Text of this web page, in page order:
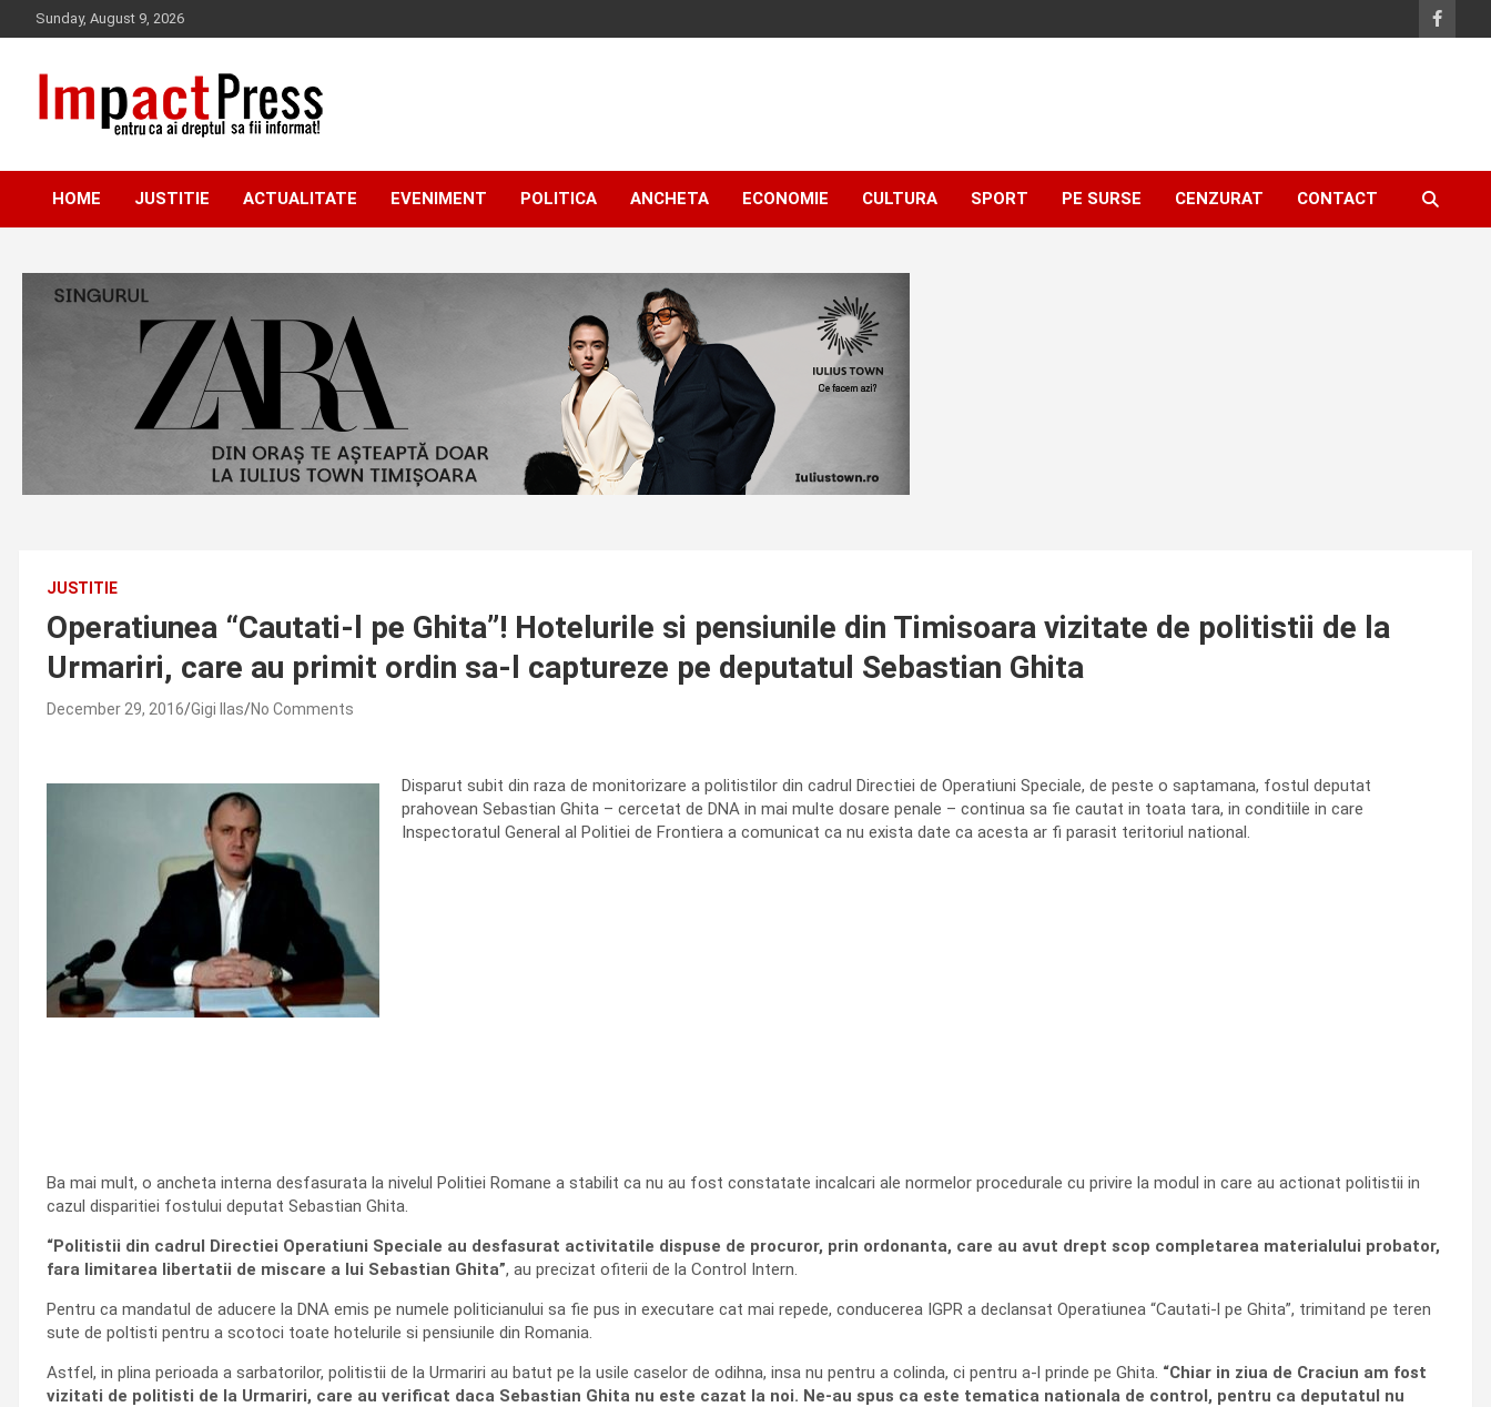
to
Sunday, August 9, 2026
IMPACTPRESS
HOME JUSTITIE ACTUALITATE EVENIMENT POLITICA ANCHETA ECONOMIE CULTURA SPORT PE SURSE CENZURAT CONTACT
JUSTITIE
Operatiunea “Cautati-l pe Ghita”! Hotelurile si pensiunile din Timisoara vizitate de politistii de la
Urmariri, care au primit ordin sa-l captureze pe deputatul Sebastian Ghita
December 29, 2016 Gigi Ilas No Comments
Disparut subit din raza de monitorizare a politistilor din cadrul Directiei de Operatiuni Speciale, de peste o saptamana, fostul deputat
prahovean Sebastian Ghita – cercetat de DNA in mai multe dosare penale – continua sa fie cautat in toata tara, in conditiile in care
Inspectoratul General al Politiei de Frontiera a comunicat ca nu exista date ca acesta ar fi parasit teritoriul national.
Ba mai mult, o ancheta interna desfasurata la nivelul Politiei Romane a stabilit ca nu au fost constatate incalcari ale normelor procedurale cu privire la modul in care au actionat politistii in
cazul disparitiei fostului deputat Sebastian Ghita.
“Politistii din cadrul Directiei Operatiuni Speciale au desfasurat activitatile dispuse de procuror, prin ordonanta, care au avut drept scop completarea materialului probator,
fara limitarea libertatii de miscare a lui Sebastian Ghita”, au precizat ofiterii de la Control Intern.
Pentru ca mandatul de aducere la DNA emis pe numele politicianului sa fie pus in executare cat mai repede, conducerea IGPR a declansat Operatiunea “Cautati-l pe Ghita”, trimitand pe teren
sute de poltisti pentru a scotoci toate hotelurile si pensiunile din Romania.
Astfel, in plina perioada a sarbatorilor, politistii de la Urmariri au batut pe la usile caselor de odihna, insa nu pentru a colinda, ci pentru a-l prinde pe Ghita. “Chiar in ziua de Craciun am fost
vizitati de politisti de la Urmariri, care au verificat daca Sebastian Ghita nu este cazat la noi. Ne-au spus ca este tematica nationala de control, pentru ca deputatul nu